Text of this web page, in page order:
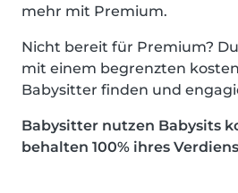
mehr mit Premium.
Nicht bereit für Premium?
mit einem begrenzten
Babysitter finden und
Babysitter nutzen Babysits
behalten 100% ihres